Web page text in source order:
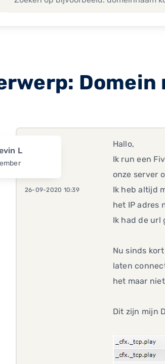
L
26-09-2020 10:39
Hallo,
Ik run een
onze server
Ik heb altijd
het IP adres
Ik had de url
Nu sinds
laten
het maar
Dit zijn mijn